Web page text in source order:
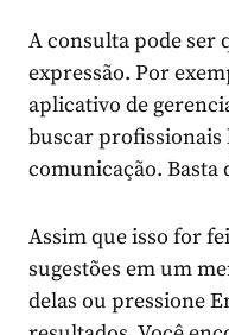
A consulta pode ser
expressão. Por
aplicativo de
buscar profissionais
comunicação. Basta
Assim que isso for
sugestões em um
delas ou pressione